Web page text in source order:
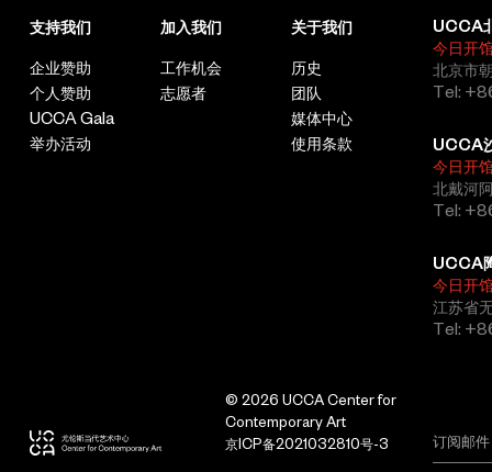
样本出发，内容涵盖中西雕塑对比、神话与信仰溯源、古人生活体
验，直至探讨古建保护的当代议题，以全新视角解码古建背后的文
明脉络。观众可通过扫描二维码或点击链接，开启自己的古建之
旅，感受古建文化依旧鲜活的生命力。
此外，展期内还将于城市体验中心同步呈现“玲珑匠心”晋城古建文
创展，以晋城古建为灵感的创意设计作品延续“古建新语”的探索，
支持我们
企业赞助
个人赞助
UCCA Gala
举办活动
加入我们
工作机会
志愿者
关于我们
历史
团队
媒体中心
使用条款
UCCA
今日开
北京市
Tel:
UCCA
今日开
北戴河
Tel:
UCCA
今日开
江苏省
Tel:
© 2026 UCCA Center for
Contemporary Art
京ICP备2021032810号-3